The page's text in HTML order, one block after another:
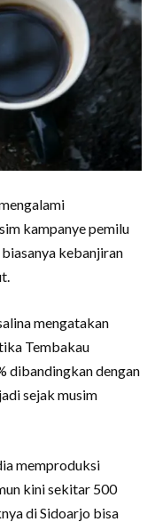
kampanye pemilu
kebanjiran
mengatakan
Tembakau
dibandingkan dengan
sejak musim
memproduksi
kini sekitar 500
di Sidoarjo bisa